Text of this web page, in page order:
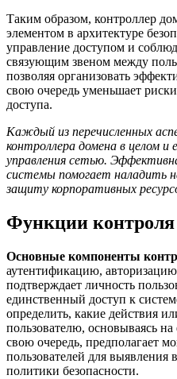
Таким образом, контроллер
элементом в архитектуре
управление доступом и
связующим звеном между
позволяя организовать
свою очередь уменьшает
доступа.
Каждый из перечисленных
контроллера домена в целом и
управления сетью.
системы помогает наладить
защиту корпоративных
Функции контроля
Основные компоненты
аутентификацию,
подтверждает личность
единственный доступ к
определить, какие действия
пользователю, основываясь
свою очередь, предполагает
пользователей для
политики безопасности.